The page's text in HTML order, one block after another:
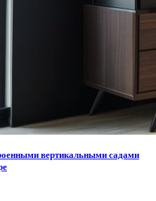
вертикальными садами